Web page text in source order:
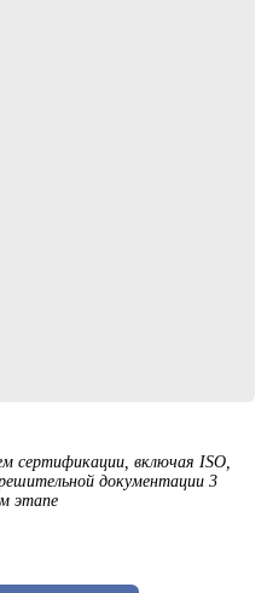
сертификации, включая ISO,
документации 3
этапе